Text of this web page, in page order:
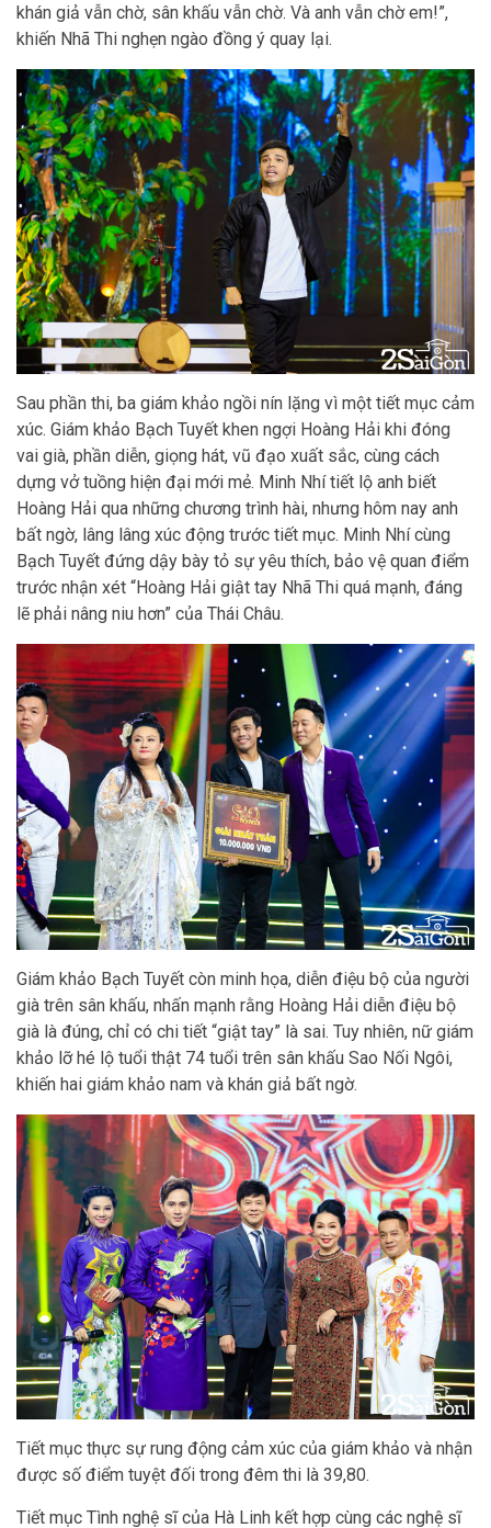
khán giả vẫn chờ, sân khấu vẫn chờ. Và anh vẫn chờ em!”,
khiến Nhã Thi nghẹn ngào đồng ý quay lại.
Sau phần thi, ba giám khảo ngồi nín lặng vì một tiết mục cảm
xúc. Giám khảo Bạch Tuyết khen ngợi Hoàng Hải khi đóng
vai già, phần diễn, giọng hát, vũ đạo xuất sắc, cùng cách
dựng vở tuồng hiện đại mới mẻ. Minh Nhí tiết lộ anh biết
Hoàng Hải qua những chương trình hài, nhưng hôm nay anh
bất ngờ, lâng lâng xúc động trước tiết mục. Minh Nhí cùng
Bạch Tuyết đứng dậy bày tỏ sự yêu thích, bảo vệ quan điểm
trước nhận xét “Hoàng Hải giật tay Nhã Thi quá mạnh, đáng
lẽ phải nâng niu hơn” của Thái Châu.
Giám khảo Bạch Tuyết còn minh họa, diễn điệu bộ của người
già trên sân khấu, nhấn mạnh rằng Hoàng Hải diễn điệu bộ
già là đúng, chỉ có chi tiết “giật tay” là sai. Tuy nhiên, nữ giám
khảo lỡ hé lộ tuổi thật 74 tuổi trên sân khấu Sao Nối Ngôi,
khiến hai giám khảo nam và khán giả bất ngờ.
Tiết mục thực sự rung động cảm xúc của giám khảo và nhận
được số điểm tuyệt đối trong đêm thi là 39,80.
Tiết mục Tình nghệ sĩ của Hà Linh kết hợp cùng các nghệ sĩ